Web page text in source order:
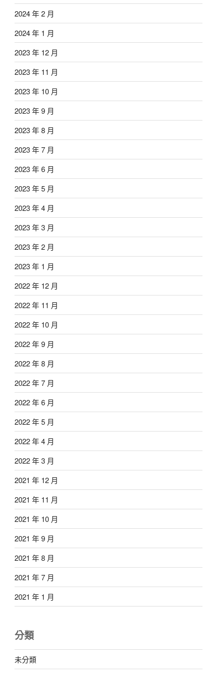
2024 年 2 月
2024 年 1 月
2023 年 12 月
2023 年 11 月
2023 年 10 月
2023 年 9 月
2023 年 8 月
2023 年 7 月
2023 年 6 月
2023 年 5 月
2023 年 4 月
2023 年 3 月
2023 年 2 月
2023 年 1 月
2022 年 12 月
2022 年 11 月
2022 年 10 月
2022 年 9 月
2022 年 8 月
2022 年 7 月
2022 年 6 月
2022 年 5 月
2022 年 4 月
2022 年 3 月
2021 年 12 月
2021 年 11 月
2021 年 10 月
2021 年 9 月
2021 年 8 月
2021 年 7 月
2021 年 1 月
分類
未分類